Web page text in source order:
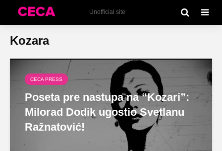
Unofficial site
Kozara
CECA PRESS
Poseta pre nastupa na “Kozari”:
Milorad Dodik ugostio Svetlanu
Ražnatović!